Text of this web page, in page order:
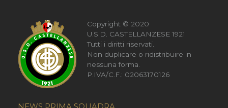
Copyright © 2020
U.S.D. CASTELLANZESE 1921
Tutti i diritti riservati.
Non duplicare o ridistribuire in
nessuna forma.
P.IVA/C.F.: 02063170126